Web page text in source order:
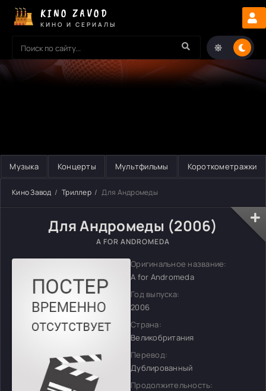
KINO ZAVOD
КИНО И СЕРИАЛЫ
Музыка Концерты Мультфильмы Короткометражки
Кино Завод Триллер Для Андромеды
Для Андромеды (2006)
A FOR ANDROMEDA
Оригинальное название:
A for Andromeda
Год выпуска:
2006
Страна:
Великобритания
Перевод:
Дублированный
Продолжительность: